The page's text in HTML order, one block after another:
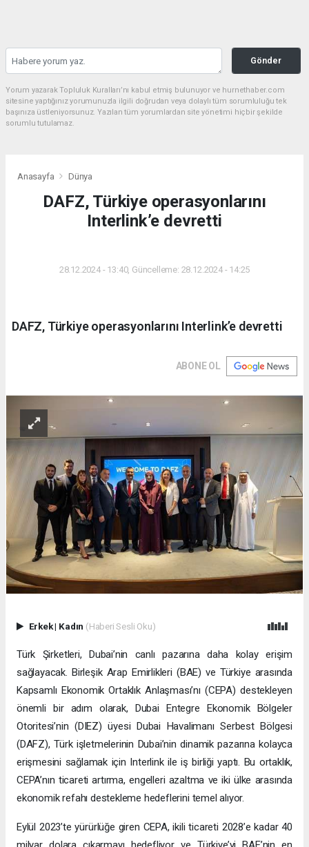
Gönder
Yorum yazarak Topluluk Kuralları’nı kabul etmiş bulunuyor ve hurnethaber.com
sitesine yaptığınız yorumunuzla ilgili doğrudan veya dolaylı tüm sorumluluğu tek
başınıza üstleniyorsunuz. Yazılan tüm yorumlardan site yönetimi hiçbir şekilde
sorumlu tutulamaz.
Anasayfa Dünya
DAFZ, Türkiye operasyonlarını
Interlink’e devretti
28.12.2024 - 13:40, Güncelleme: 28.12.2024 - 14:25
DAFZ, Türkiye operasyonlarını Interlink’e devretti
ABONE OL
Erkek| Kadın (Haberi Sesli Oku)
Türk Şirketleri, Dubai’nin canlı pazarına daha kolay erişim
sağlayacak. Birleşik Arap Emirlikleri (BAE) ve Türkiye arasında
Kapsamlı Ekonomik Ortaklık Anlaşması’nı (CEPA) destekleyen
önemli bir adım olarak, Dubai Entegre Ekonomik Bölgeler
Otoritesi’nin (DIEZ) üyesi Dubai Havalimanı Serbest Bölgesi
(DAFZ), Türk işletmelerinin Dubai’nin dinamik pazarına kolayca
erişmesini sağlamak için Interlink ile iş birliği yaptı. Bu ortaklık,
CEPA’nın ticareti artırma, engelleri azaltma ve iki ülke arasında
ekonomik refahı destekleme hedeflerini temel alıyor.
Eylül 2023’te yürürlüğe giren CEPA, ikili ticareti 2028’e kadar 40